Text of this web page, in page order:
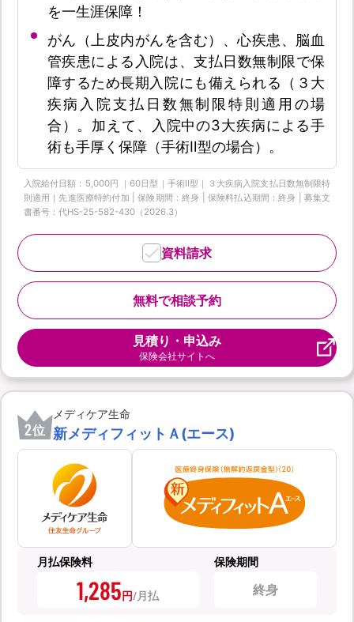
を一生涯保障！
がん（上皮内がんを含む）、心疾患、脳血
管疾患による入院は、支払日数無制限で保
障するため長期入院にも備えられる（３大
疾病入院支払日数無制限特則適用の場
合）。加えて、入院中の3大疾病による手
術も手厚く保障（手術Ⅱ型の場合）。
入院給付日額：5,000円 ｜60日型｜手術Ⅱ型｜３大疾病入院支払日数無制限特
則適用｜先進医療特約付加 | 保険期間：終身 | 保険料払込期間：終身 | 募集文
書番号：代HS-25-582-430（2026.3）
無料で相談予約
資料請求
見積り・申込み
保険会社サイトへ
2位
メディケア生命
新メディフィットＡ(エース)
月払保険料
1,285円
保険期間
終身